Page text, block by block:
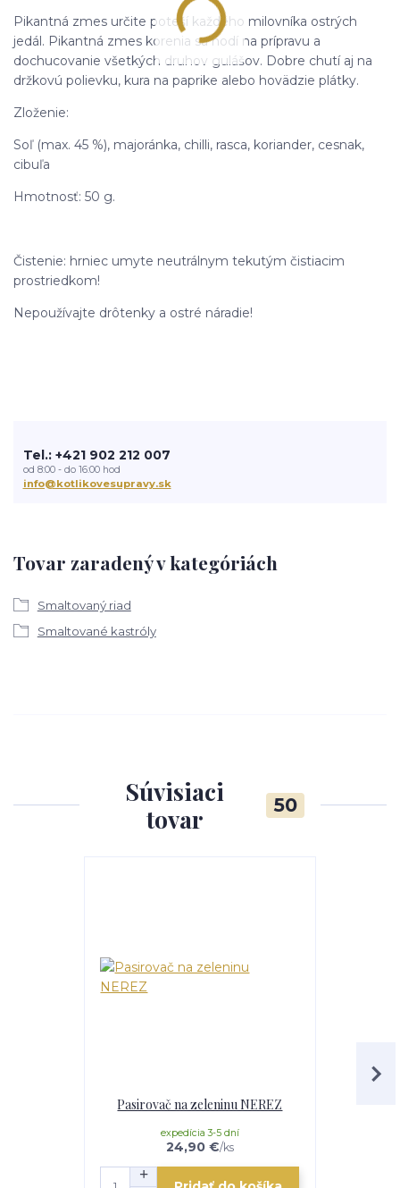
Pikantná zmes určite poteší každého milovníka ostrých
jedál. Pikantná zmes korenia sa hodí na prípravu a
dochucovanie všetkých druhov gulášov. Dobre chutí aj na
držkovú polievku, kura na paprike alebo hovädzie plátky.
Zloženie:
Soľ (max. 45 %), majoránka, chilli, rasca, koriander, cesnak,
cibuľa
Hmotnosť: 50 g.
Čistenie: hrniec umyte neutrálnym tekutým čistiacim
prostriedkom!
Nepoužívajte drôtenky a ostré náradie!
Tovar zaradený v kategóriách
Smaltovaný riad
Smaltované kastróly
Tel.: +421 902 212 007
od 8:00 - do 16:00 hod
info@kotlikovesupravy.sk
Súvisiaci
tovar
50
Pasirovač na zeleninu NEREZ
24,90 €/ks
expedícia 3-5 dní